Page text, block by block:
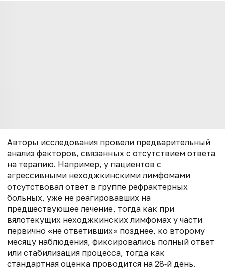
Авторы исследования провели предварительный
анализ факторов, связанных с отсутствием ответа
на терапию. Например, у пациентов с
агрессивными неходжкинскими лимфомами
отсутствовал ответ в группе рефрактерных
больных, уже не реагировавших на
предшествующее лечение, тогда как при
вялотекущих неходжкинских лимфомах у части
первично «не ответивших» позднее, ко второму
месяцу наблюдения, фиксировались полный ответ
или стабилизация процесса, тогда как
стандартная оценка проводится на 28‑й день.